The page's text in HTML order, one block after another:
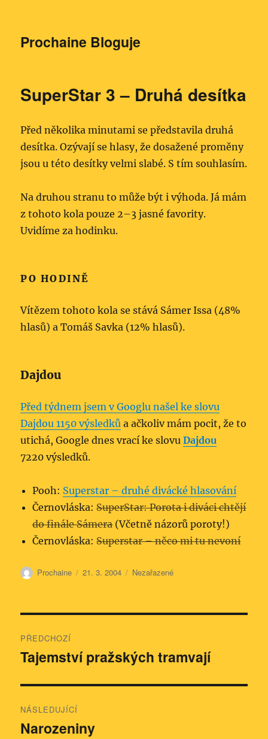
Prochaine Bloguje
SuperStar 3 – Druhá desítka
Před několika minutami se představila druhá
desítka. Ozývají se hlasy, že dosažené proměny
jsou u této desítky velmi slabé. S tím souhlasím.
Na druhou stranu to může být i výhoda. Já mám
z tohoto kola pouze 2–3 jasné favority.
Uvidíme za hodinku.
PO HODINĚ
Vítězem tohoto kola se stává Sámer Issa (48%
hlasů) a Tomáš Savka (12% hlasů).
Dajdou
Před týdnem jsem v Googlu našel ke slovu
Dajdou 1150 výsledků a ačkoliv mám pocit, že to
utichá, Google dnes vrací ke slovuDajdou
7220 výsledků.
Pooh: Superstar – druhé divácké hlasování
Černovláska:SuperStar: Porota i diváci chtějí
do finále Sámera(Včetně názorů poroty!)
Černovláska:Superstar – něco mi tu nevoní
Autor:
Prochaine Publikováno:
21. 3. 2004 Rubriky:
Nezařazené
pro
PŘEDCHOZÍ
Předchozí
Tajemství pražských tramvají
NÁSLEDUJÍCÍ
Následující
Narozeniny